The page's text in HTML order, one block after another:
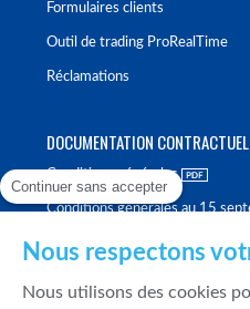
Formulaires clients
Outil de trading ProRealTime
Réclamations
DOCUMENTATION
Conditions générales
Conditions générales au 15
Continuer sans accepter
Nous respectons
Nous utilisons des cookies